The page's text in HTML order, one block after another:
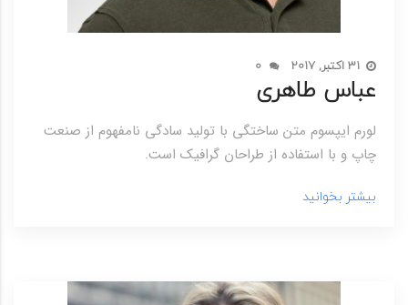
31 اکتبر, 2017 0
عباس طاهری
لورم ایپسوم متن ساختگی با تولید سادگی نامفهوم از صنعت
چاپ و با استفاده از طراحان گرافیک است.
بیشتر بخوانید